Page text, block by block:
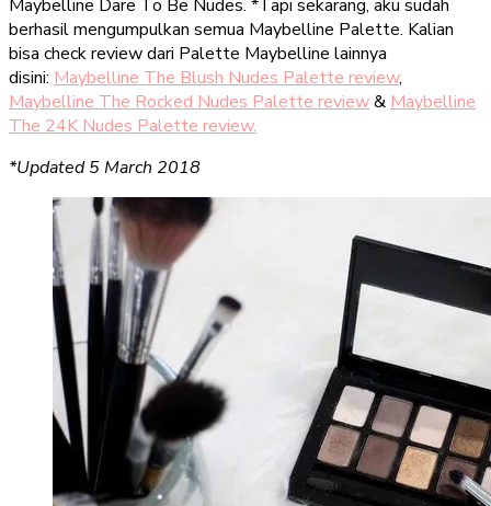
Maybelline Dare To Be Nudes. *Tapi sekarang, aku sudah
berhasil mengumpulkan semua Maybelline Palette. Kalian
bisa check review dari Palette Maybelline lainnya
disini: Maybelline The Blush Nudes Palette review,
Maybelline The Rocked Nudes Palette review& Maybelline
The 24K Nudes Palette review.
*Updated 5 March 2018